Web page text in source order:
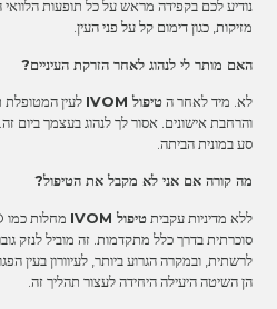
נודיע לכם בקפידה מראש על כל תופעות
מזיקות, כגון דימום קל על פני העין.
האם מותר לי לנהוג לאחר הזרקת העיניים?
לא. מיד לאחר ה טיפול IVOM
לעין המטופלת
והרחבת אישונים. אסור לך לנהוג בעצמך ביום
סע במונית הביתה.
מה קורה אם אני לא מקבל את הטיפול?
ללא מדיניות עקבית טיפול IVOM
סוכרתית בדרך כלל מתקדמות. זה מוביל לנזק
לרשתית, ובמקרה הגרוע ביותר, לעיוורון בעין
הן השיטה היעילה היחידה לעצור תהליך זה.